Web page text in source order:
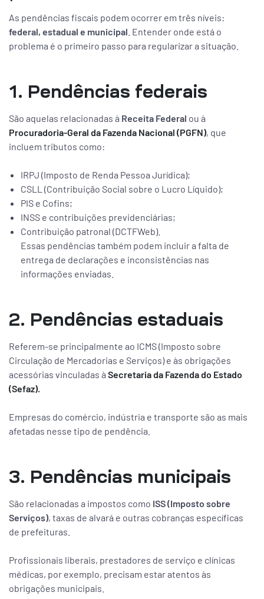
As pendências fiscais podem ocorrer em três níveis:
federal, estadual e municipal . Entender onde está o
problema é o primeiro passo para regularizar a situação.
1. Pendências federais
São aquelas relacionadas à Receita Federal ou à
Procuradoria-Geral da Fazenda Nacional (PGFN), que
incluem tributos como:
IRPJ (Imposto de Renda Pessoa Jurídica);
CSLL (Contribuição Social sobre o Lucro Líquido);
PIS e Cofins;
INSS e contribuições previdenciárias;
Contribuição patronal (DCTFWeb).
Essas pendências também podem incluir a falta de
entrega de declarações e inconsistências nas
informações enviadas.
2. Pendências estaduais
Referem-se principalmente ao ICMS (Imposto sobre
Circulação de Mercadorias e Serviços) e às obrigações
acessórias vinculadas à Secretaria da Fazenda do Estado
(Sefaz).
Empresas do comércio, indústria e transporte são as mais
afetadas nesse tipo de pendência.
3. Pendências municipais
São relacionadas a impostos como ISS (Imposto sobre
Serviços), taxas de alvará e outras cobranças específicas
de prefeituras.
Profissionais liberais, prestadores de serviço e clínicas
médicas, por exemplo, precisam estar atentos às
obrigações municipais.